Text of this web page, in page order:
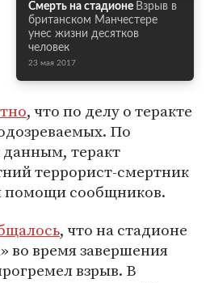
Смерть на стадионе Взрыв в
британском Манчестере
унес жизни десятков
человек
23 мая 2017
, что по делу о теракте
По
теракт
террорист-смертник
помощи сообщников.
, что на стадионе
во время завершения
взрыв. В